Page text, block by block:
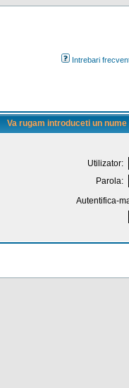
Intrebari
Va rugam introduceti un
Utilizator:
Parola:
Autentifica-